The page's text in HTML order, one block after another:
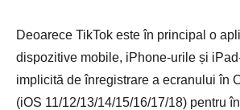
Deoarece TikTok este în principal o
dispozitive mobile, iPhone-urile și
implicită de înregistrare a ecranului în
(iOS 11/12/13/14/15/16/17/18) pentru